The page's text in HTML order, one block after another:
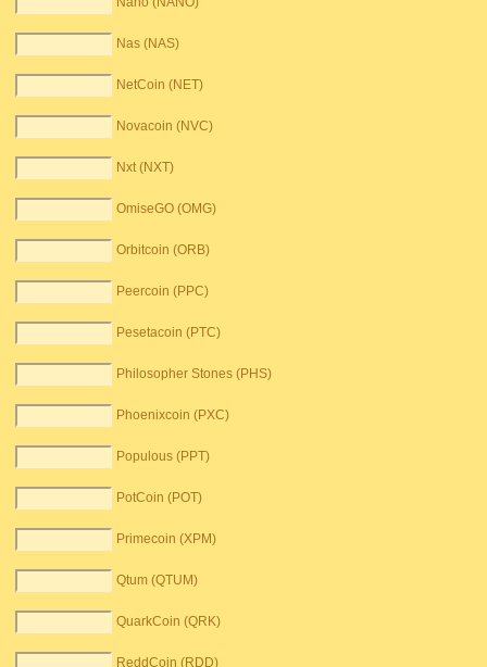
Nas (NAS)
NetCoin (NET)
Novacoin (NVC)
Nxt (NXT)
OmiseGO (OMG)
Orbitcoin (ORB)
Peercoin (PPC)
Pesetacoin (PTC)
Philosopher Stones (PHS)
Phoenixcoin (PXC)
Populous (PPT)
PotCoin (POT)
Primecoin (XPM)
Qtum (QTUM)
QuarkCoin (QRK)
ReddCoin (RDD)